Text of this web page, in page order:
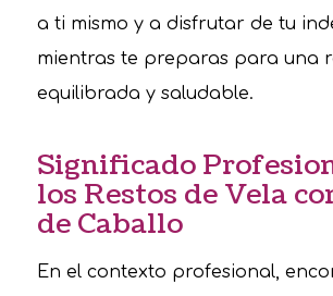
a ti mismo y a disfrutar de tu
mientras te preparas para una
equilibrada y saludable.
Significado
los Restos de Vela
de Caballo
En el contexto profesional,